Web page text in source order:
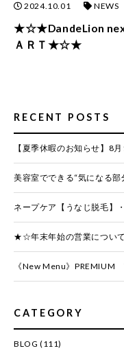
2024.10.01 NEWS
★☆★DandeLion
ＡＲＴ★☆★
RECENT POSTS
【夏季休暇のお知らせ】8
美容室でできる“気になる部
ネープケア【うなじ脱毛】
★☆年末年始の営業につい
《New Menu》PREMIUM
CATEGORY
BLOG (111)